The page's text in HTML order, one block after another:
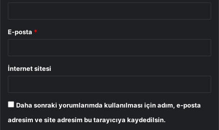
E-posta *
İnternet sitesi
Daha sonraki yorumlarımda kullanılması için adım, e-posta
adresim ve site adresim bu tarayıcıya kaydedilsin.